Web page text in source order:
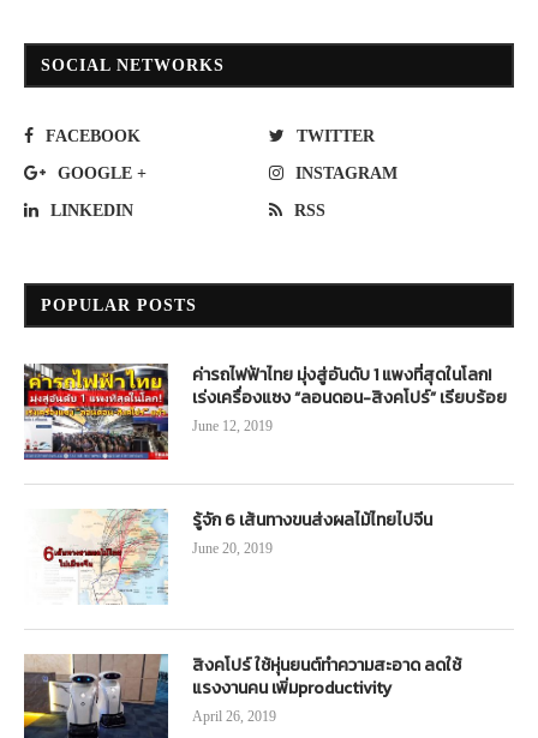
SOCIAL NETWORKS
FACEBOOK TWITTER
GOOGLE + INSTAGRAM
LINKEDIN RSS
POPULAR POSTS
ค่ารถไฟฟ้าไทย มุ่งสู่อันดับ 1 แพงที่สุดในโลก!
เร่งเครื่องแซง “ลอนดอน-สิงคโปร์” เรียบร้อย
June 12, 2019
รู้จัก 6 เส้นทางขนส่งผลไม้ไทยไปจีน
June 20, 2019
สิงคโปร์ ใช้หุ่นยนต์ทำความสะอาด ลดใช้
แรงงานคน เพิ่มproductivity
April 26, 2019